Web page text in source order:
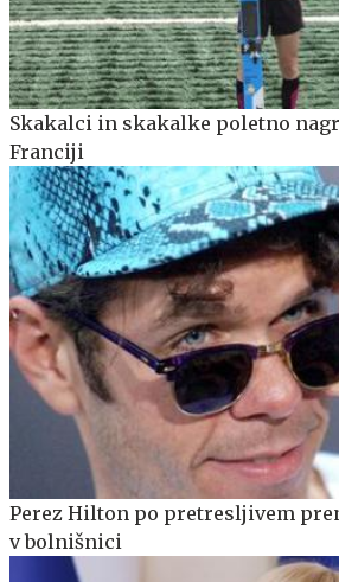
Skakalci in skakalke poletno
Franciji
Perez Hilton po pretresljivem
v bolnišnici